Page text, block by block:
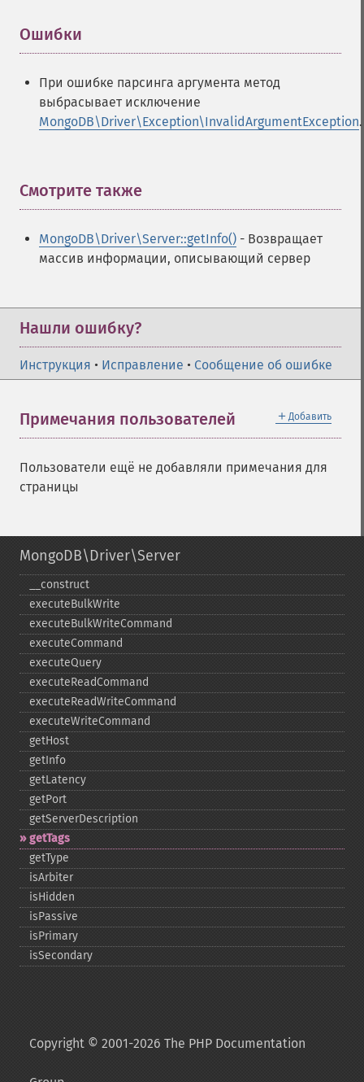
Ошибки
При ошибке парсинга аргумента метод
выбрасывает исключение
MongoDB\Driver\Exception\InvalidArgumentException.
Смотрите также
MongoDB\Driver\Server::getInfo() - Возвращает
массив информации, описывающий сервер
Нашли ошибку?
Инструкция • Исправление • Сообщение об ошибке
＋ Добавить
Примечания пользователей
Пользователи ещё не добавляли примечания для
страницы
MongoDB\Driver\Server
_​_​construct
executeBulkWrite
executeBulkWriteCommand
executeCommand
executeQuery
executeReadCommand
executeReadWriteCommand
executeWriteCommand
getHost
getInfo
getLatency
getPort
getServerDescription
getTags
getType
isArbiter
isHidden
isPassive
isPrimary
isSecondary
Copyright © 2001-2026 The PHP Documentation